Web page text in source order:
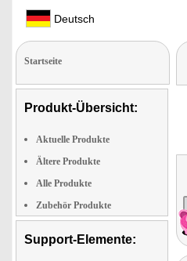
Deutsch
Startseite
Produkt-Übersicht:
Aktuelle Produkte
Ältere Produkte
Alle Produkte
Zubehör Produkte
Support-Elemente: